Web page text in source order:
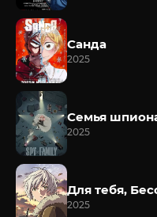
Санда
2025
Семья
2025
Для тебя,
2025